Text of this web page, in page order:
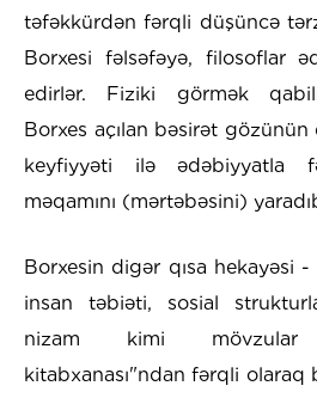
təfəkkürdən fərqli düşüncə
Borxesi fəlsəfəyə, filosoflar
edirlər. Fiziki görmək
Borxes açılan bəsirət
keyfiyyəti ilə ədəbiyyatla
məqamını (mərtəbəsini)
Borxesin digər qısa hekayəsi
insan təbiəti, sosial
nizam kimi
kitabxanası"ndan fərqli olaraq